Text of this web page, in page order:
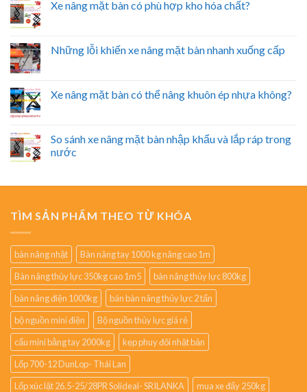
Xe nâng mặt bàn có phù hợp kho hóa chất?
Những lỗi khiến xe nâng mặt bàn nhanh xuống cấp
Xe nâng mặt bàn có thể nâng khuôn ép nhựa không?
So sánh xe nâng mặt bàn nhập khẩu và lắp ráp trong
nước
TÌM SẢN PHẨM THEO TỪ KHÓA
bàn nâng nhật
Bàn nâng tay 1000 kg nâng cao 1m
Bàn nâng thủy lực 350kg cao 1m5
bàn nâng thủy lực 800kg
bàn nâng điện 1000kg
bán bàn nâng thủy lực 2 tấn
bộ nguồn mini điện
Bộ nguồn thủy lực giá rẻ
cẩu mini bằng tay 2000kg
kẹp phuy đôi nhật bản
Lốp 700-12 DunLop- Thái Lan
Lốp xúc lật 26.5-25/28PR Solideal- SRILANKA
mua xe đẩy 250kg